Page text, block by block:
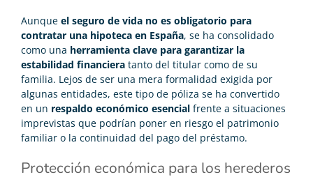
Aunque el seguro de vida no es obligatorio para
contratar una hipoteca en España, se ha consolidado
como una herramienta clave para garantizar la
estabilidad financiera tanto del titular como de su
familia. Lejos de ser una mera formalidad exigida por
algunas entidades, este tipo de póliza se ha convertido
en un respaldo económico esencial frente a situaciones
imprevistas que podrían poner en riesgo el patrimonio
familiar o la continuidad del pago del préstamo.
Protección económica para los herederos